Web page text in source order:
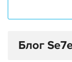
Блог